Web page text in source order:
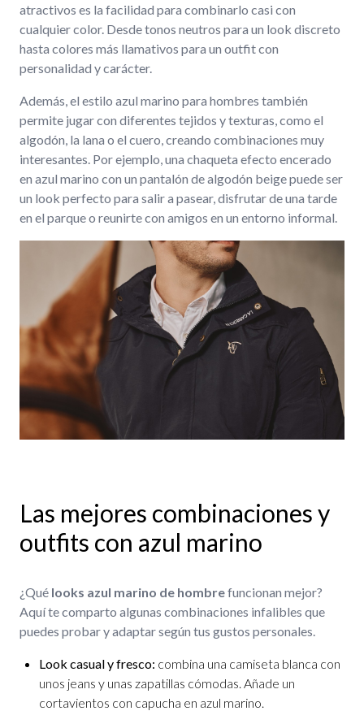
atractivos es la facilidad para combinarlo casi con
cualquier color. Desde tonos neutros para un look discreto
hasta colores más llamativos para un outfit con
personalidad y carácter.
Además, el estilo azul marino para hombres también
permite jugar con diferentes tejidos y texturas, como el
algodón, la lana o el cuero, creando combinaciones muy
interesantes. Por ejemplo, una chaqueta efecto encerado
en azul marino con un pantalón de algodón beige puede ser
un look perfecto para salir a pasear, disfrutar de una tarde
en el parque o reunirte con amigos en un entorno informal.
Las mejores combinaciones y
outfits con azul marino
¿Qué looks azul marino de hombrefuncionan mejor?
Aquí te comparto algunas combinaciones infalibles que
puedes probar y adaptar según tus gustos personales.
Look casual y fresco: combina una camiseta blanca con
unos jeans y unas zapatillas cómodas. Añade un
cortavientos con capucha en azul marino.